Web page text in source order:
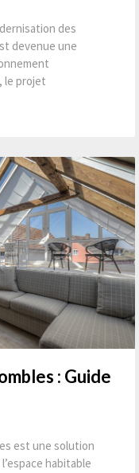
des
devenue une
le projet
: Guide
est une solution
habitable